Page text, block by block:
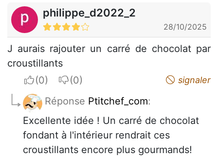
philippe_d2022_2
28/10/2025
J aurais rajouter un carré de chocolat par
croustillants
I apreciateI do not appreciate signaler
Réponse Ptitchef_com:
Excellente idée ! Un carré de chocolat
fondant à l'intérieur rendrait ces
croustillants encore plus gourmands!